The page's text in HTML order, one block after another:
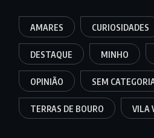
AMARES CURIOSIDADES
DESTAQUE MINHO
OPINIÃO SEM
TERRAS DE BOURO VILA